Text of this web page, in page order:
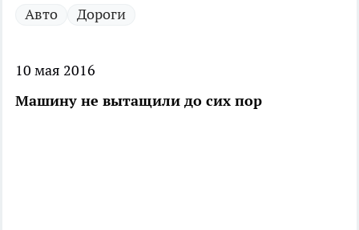
Авто Дороги
10 мая 2016
Машину не вытащили до сих пор